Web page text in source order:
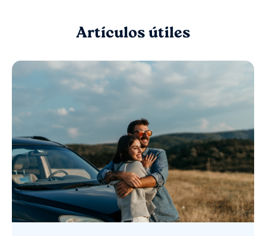
Artículos útiles